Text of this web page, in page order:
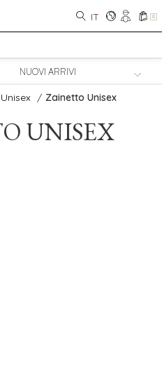
IT 0
/ Zainetto Unisex
UNISEX